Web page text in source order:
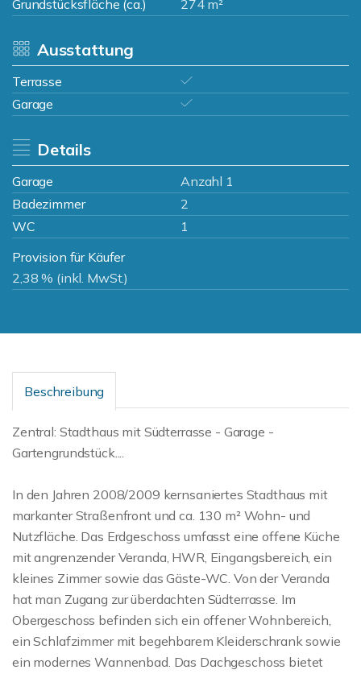
Grundstücksfläche (ca.)
274 m²
Ausstattung
Terrasse
Garage
Details
Garage
Anzahl 1
Badezimmer
2
WC
1
Provision für Käufer
2,38 % (inkl. MwSt.)
Beschreibung
Zentral: Stadthaus mit Südterrasse - Garage -
Gartengrundstück....
In den Jahren 2008/2009 kernsaniertes Stadthaus mit
markanter Straßenfront und ca. 130 m² Wohn- und
Nutzfläche. Das Erdgeschoss umfasst eine offene Küche
mit angrenzender Veranda, HWR, Eingangsbereich, ein
kleines Zimmer sowie das Gäste-WC. Von der Veranda
hat man Zugang zur überdachten Südterrasse. Im
Obergeschoss befinden sich ein offener Wohnbereich,
ein Schlafzimmer mit begehbarem Kleiderschrank sowie
ein modernes Wannenbad. Das Dachgeschoss bietet